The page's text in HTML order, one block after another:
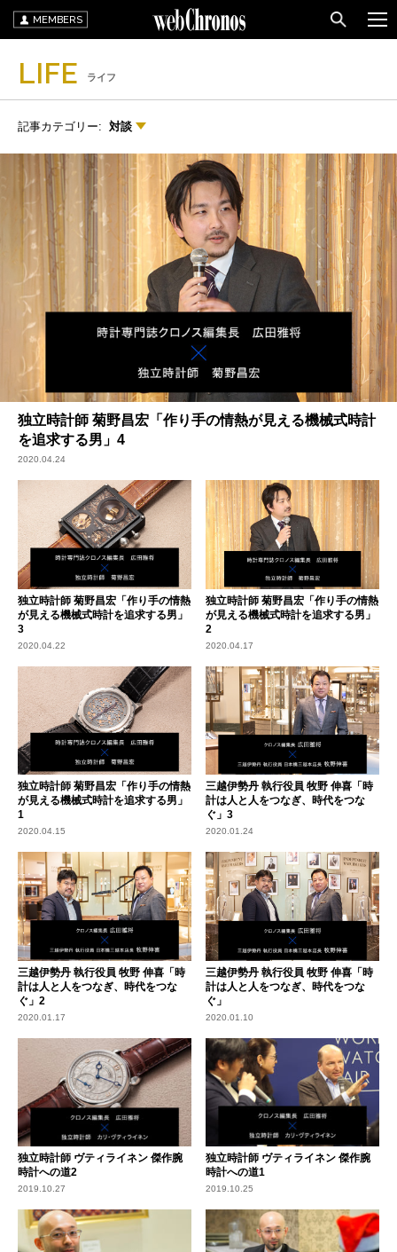
MEMBERS
LIFE ライフ
記事カテゴリー: 対談
独立時計師 菊野昌宏「作り手の情熱が見える機械式時計
を追求する男」4
2020.04.24
独立時計師 菊野昌宏「作り手の情熱
が見える機械式時計を追求する男」
3
2020.04.22
独立時計師 菊野昌宏「作り手の情熱
が見える機械式時計を追求する男」
2
2020.04.17
独立時計師 菊野昌宏「作り手の情熱
が見える機械式時計を追求する男」
1
2020.04.15
三越伊勢丹 執行役員 牧野 伸喜「時
計は人と人をつなぎ、時代をつな
ぐ」3
2020.01.24
三越伊勢丹 執行役員 牧野 伸喜「時
計は人と人をつなぎ、時代をつな
ぐ」2
2020.01.17
三越伊勢丹 執行役員 牧野 伸喜「時
計は人と人をつなぎ、時代をつな
ぐ」
2020.01.10
独立時計師 ヴティライネン 傑作腕
時計への道2
2019.10.27
独立時計師 ヴティライネン 傑作腕
時計への道1
2019.10.25